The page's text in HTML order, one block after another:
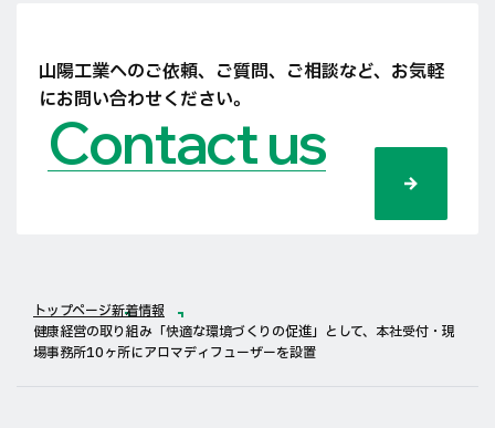
山陽工業へのご依頼、ご質問、ご相談など、 お気軽
にお問い合わせください。
Contact us
トップページ新着情報
健康経営の取り組み「快適な環境づくりの促進」として、本社受付・現
場事務所10ヶ所にアロマディフューザーを設置